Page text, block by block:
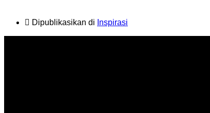
Dipublikasikan di Inspirasi